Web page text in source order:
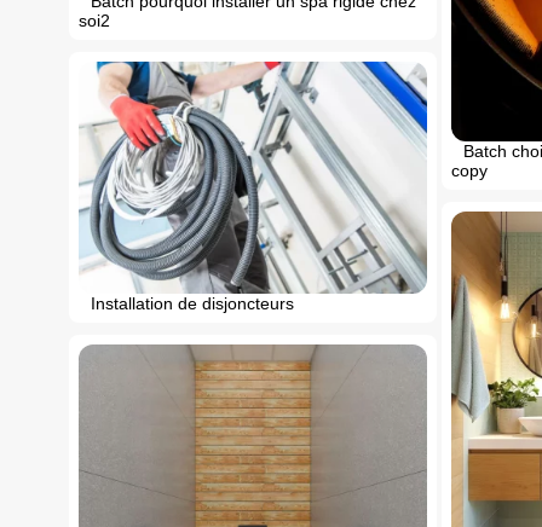
Batch
copy
soi2
Installation de disjoncteurs